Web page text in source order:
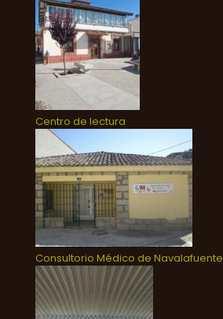
Centro de lectura
Consultorio Médico de Navalafuente